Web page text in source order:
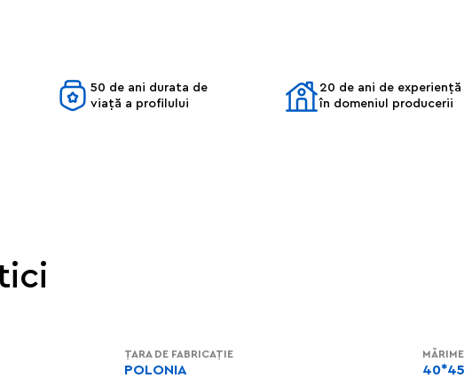
50 de ani durata de
viață a profilului
20 de ani de experiență
în domeniul producerii
ȚARA DE FABRICAȚIE
POLONIA
MĂRIME
40*45